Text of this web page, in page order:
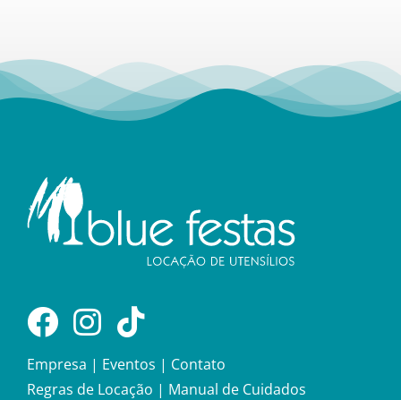
Empresa | Eventos | Contato
Regras de Locação | Manual de Cuidados